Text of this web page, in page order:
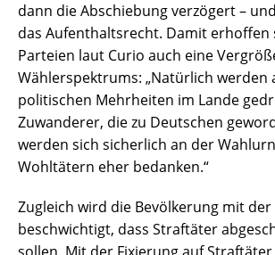
dann die Abschiebung verzögert –
das Aufenthaltsrecht. Damit
Parteien laut Curio auch eine
Wählerspektrums: „Natürlich werden
politischen Mehrheiten im Lande
Zuwanderer, die zu Deutschen
werden sich sicherlich an der
Wohltätern eher bedanken.“
Zugleich wird die Bevölkerung mit der
beschwichtigt, dass Straftäter